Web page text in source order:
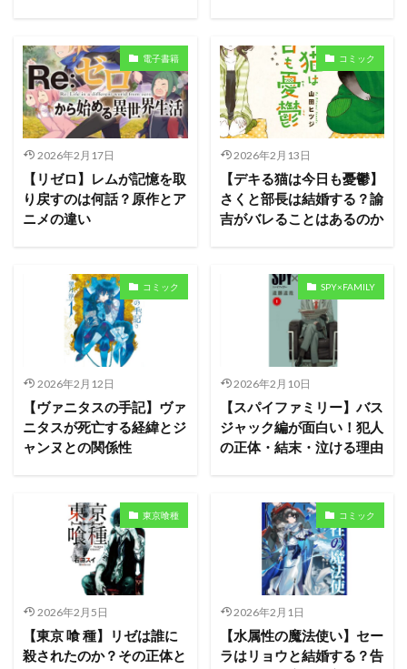
電子書籍
2026年2月17日
【リゼロ】レムが記憶を取
り戻すのは何話？原作とア
ニメの違い
コミック
2026年2月13日
【デキる猫は今日も憂鬱】
さくと部長は結婚する？諭
吉がバレることはあるのか
コミック
2026年2月12日
【ヴァニタスの手記】ヴァ
ニタスが死亡する経緯とジ
ャンヌとの関係性
SPY×FAMILY
2026年2月10日
【スパイファミリー】バス
ジャック編が面白い！犯人
の正体・結末・泣ける理由
東京喰種
2026年2月5日
【東京 喰 種】リゼは誰に
殺されたのか？その正体と
コミック
2026年2月1日
【水属性の魔法使い】セー
ラはリョウと結婚する？告